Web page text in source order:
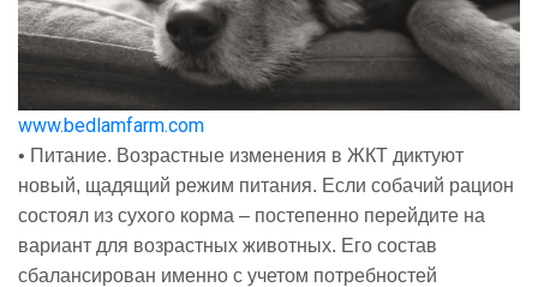
www.bedlamfarm.com
• Питание. Возрастные изменения в ЖКТ диктуют
новый, щадящий режим питания. Если собачий рацион
состоял из сухого корма – постепенно перейдите на
вариант для возрастных животных. Его состав
сбалансирован именно с учетом потребностей